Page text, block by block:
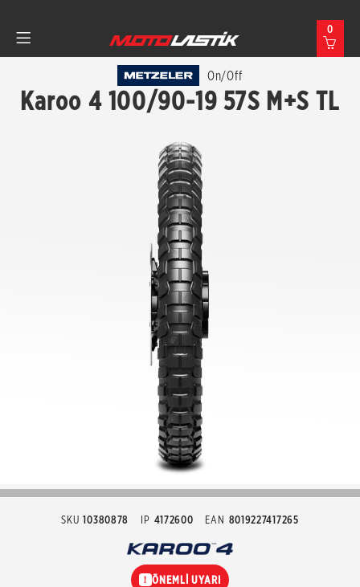
0
On/Off
Karoo 4 100/90-19 57S M+S TL
SKU 10380878 IP 4172600 EAN 8019227417265
! ÖNEMLİ UYARI